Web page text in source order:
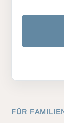
FÜR